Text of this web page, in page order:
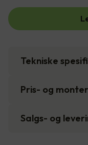
Tekniske
Pris- og
Salgs- og